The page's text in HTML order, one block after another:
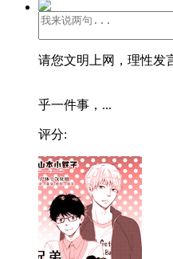
请您文明上网，理性发
乎一件事，...
评分: